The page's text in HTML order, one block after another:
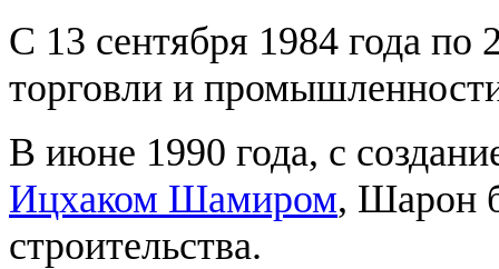
С 13 сентября 1984 года
торговли и
В июне 1990 года, с
Ицхаком Шамиром, Шарон
строительства.